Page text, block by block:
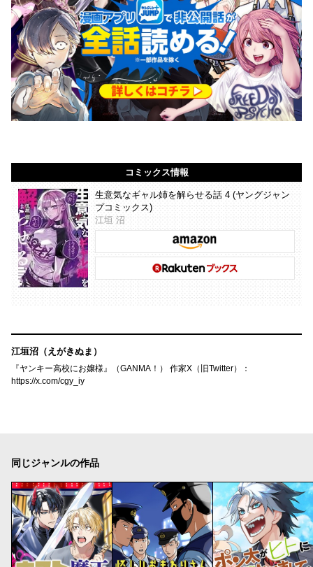
コミックス情報
生意気なギャル姉を解らせる話 4 (ヤングジャン
プコミックス)
江垣 沼
江垣沼（えがきぬま）
『ヤンキー高校にお嬢様』（GANMA！） 作家X（旧Twitter）：
https://x.com/cgy_iy
同じジャンルの作品